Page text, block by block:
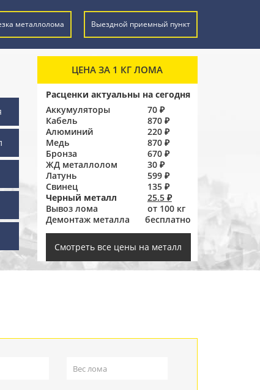
металлолома Выездной приемный пункт
ЦЕНА ЗА 1 КГ ЛОМА
Расценки актуальны на сегодня
Аккумуляторы
70 ₽
Кабель
870 ₽
Алюминий
220 ₽
Медь
870 ₽
Бронза
670 ₽
ЖД металлолом
30 ₽
Латунь
599 ₽
Свинец
135 ₽
Черный металл
25.5 ₽
Вывоз лома
от 100 кг
Демонтаж металла
бесплатно
Смотреть все цены на металл